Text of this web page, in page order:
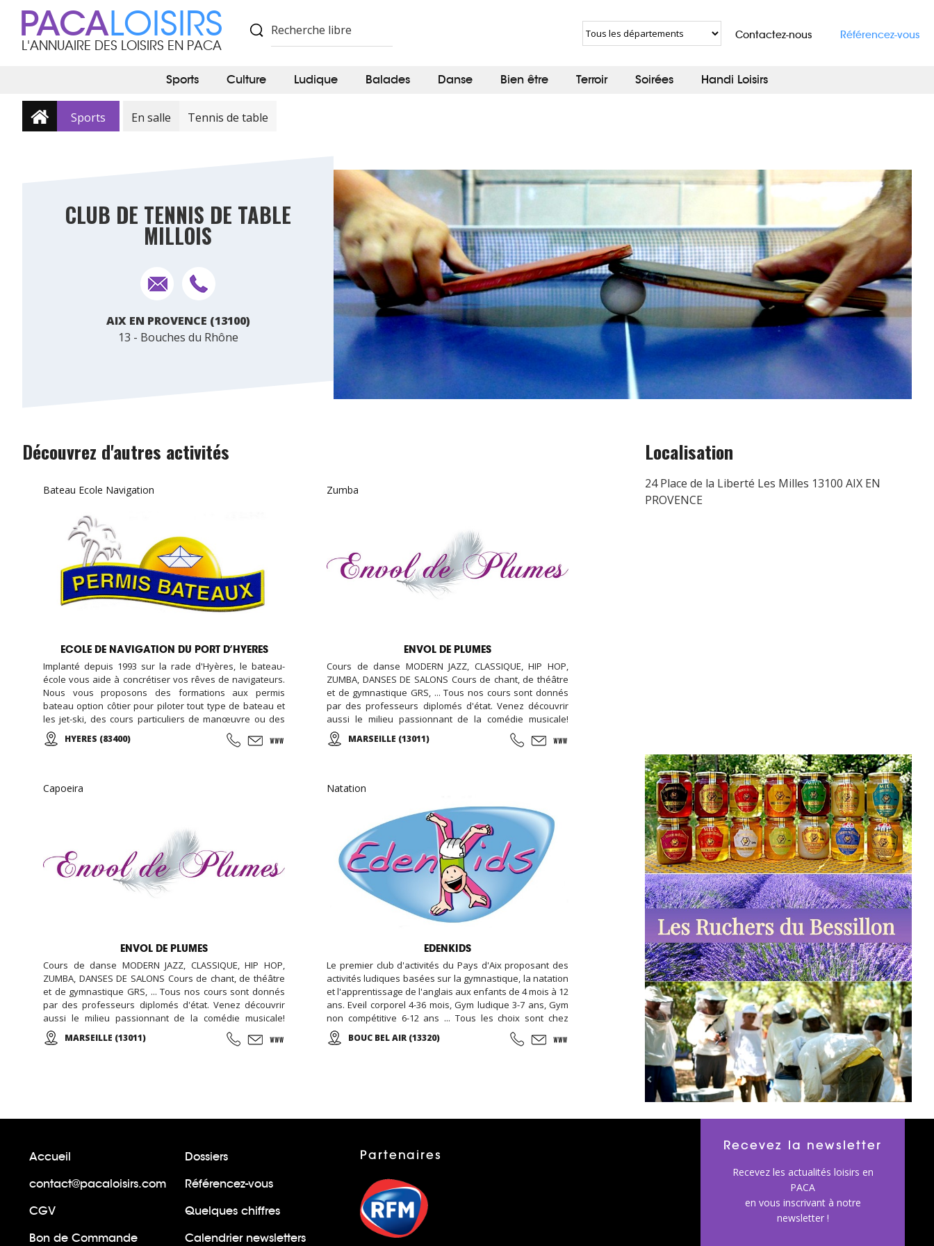
PACALOISIRS
L'ANNUAIRE DES LOISIRS EN PACA
Contactez-nous Référencez-vous
Sports Culture Ludique Balades Danse Bien être Terroir Soirées Handi Loisirs
Sports En salle Tennis de table
CLUB DE TENNIS DE TABLE
MILLOIS
AIX EN PROVENCE (13100)
13 - Bouches du Rhône
Découvrez d'autres activités
Bateau Ecole Navigation
ECOLE DE NAVIGATION DU PORT D’HYERES
Implanté depuis 1993 sur la rade d'Hyères, le bateau-
école vous aide à concrétiser vos rêves de navigateurs.
Nous vous proposons des formations aux permis
bateau option côtier pour piloter tout type de bateau et
les jet-ski, des cours particuliers de manœuvre ou des
cours de mise en main de votre nouveau bateau...
L'école vous permettra de réussir à l'examen du certificat
HYERES (83400)
Zumba
ENVOL DE PLUMES
Cours de danse MODERN JAZZ, CLASSIQUE, HIP HOP,
ZUMBA, DANSES DE SALONS Cours de chant, de théâtre
et de gymnastique GRS, ... Tous nos cours sont donnés
par des professeurs diplomés d'état. Venez découvrir
aussi le milieu passionnant de la comédie musicale!
Enfants, Ados et Adultes. Stages vacances,
Anniversaires, ... Cours d'essai offert !
MARSEILLE (13011)
Capoeira
ENVOL DE PLUMES
Cours de danse MODERN JAZZ, CLASSIQUE, HIP HOP,
ZUMBA, DANSES DE SALONS Cours de chant, de théâtre
et de gymnastique GRS, ... Tous nos cours sont donnés
par des professeurs diplomés d'état. Venez découvrir
aussi le milieu passionnant de la comédie musicale!
Enfants, Ados et Adultes. Stages vacances,
Anniversaires, ... Cours d'essai offert !
MARSEILLE (13011)
Natation
EDENKIDS
Le premier club d'activités du Pays d'Aix proposant des
activités ludiques basées sur la gymnastique, la natation
et l'apprentissage de l'anglais aux enfants de 4 mois à 12
ans. Eveil corporel 4-36 mois, Gym ludique 3-7 ans, Gym
non compétitive 6-12 ans ... Tous les choix sont chez
EDENKIDS !
BOUC BEL AIR (13320)
Localisation
24 Place de la Liberté Les Milles 13100 AIX EN
PROVENCE
Accueil
Dossiers
contact@pacaloisirs.com
Référencez-vous
CGV
Quelques chiffres
Bon de Commande
Calendrier newsletters
Partenaires
Recevez la newsletter
Recevez les actualités loisirs en
PACA
en vous inscrivant à notre
newsletter !